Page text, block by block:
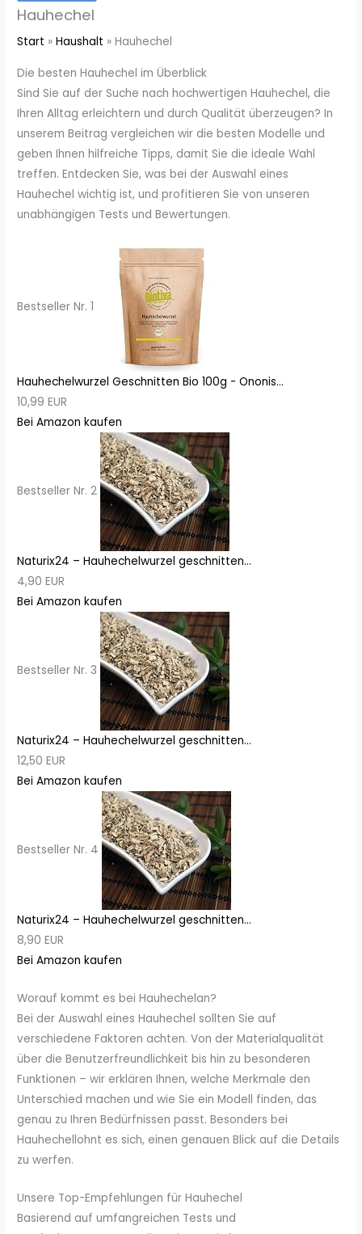
Hauhechel
Start Haushalt Hauhechel
Die besten Hauhechel im Überblick
Sind Sie auf der Suche nach hochwertigen Hauhechel, die
Ihren Alltag erleichtern und durch Qualität überzeugen? In
unserem Beitrag vergleichen wir die besten Modelle und
geben Ihnen hilfreiche Tipps, damit Sie die ideale Wahl
treffen. Entdecken Sie, was bei der Auswahl eines
Hauhechel wichtig ist, und profitieren Sie von unseren
unabhängigen Tests und Bewertungen.
Bestseller Nr. 1
Hauhechelwurzel Geschnitten Bio 100g - Ononis...
10,99 EUR
Bei Amazon kaufen
Bestseller Nr. 2
Naturix24 – Hauhechelwurzel geschnitten...
4,90 EUR
Bei Amazon kaufen
Bestseller Nr. 3
Naturix24 – Hauhechelwurzel geschnitten...
12,50 EUR
Bei Amazon kaufen
Bestseller Nr. 4
Naturix24 – Hauhechelwurzel geschnitten...
8,90 EUR
Bei Amazon kaufen
Worauf kommt es bei Hauhechelan?
Bei der Auswahl eines Hauhechel sollten Sie auf
verschiedene Faktoren achten. Von der Materialqualität
über die Benutzerfreundlichkeit bis hin zu besonderen
Funktionen – wir erklären Ihnen, welche Merkmale den
Unterschied machen und wie Sie ein Modell finden, das
genau zu Ihren Bedürfnissen passt. Besonders bei
Hauhechellohnt es sich, einen genauen Blick auf die Details
zu werfen.
Unsere Top-Empfehlungen für Hauhechel
Basierend auf umfangreichen Tests und